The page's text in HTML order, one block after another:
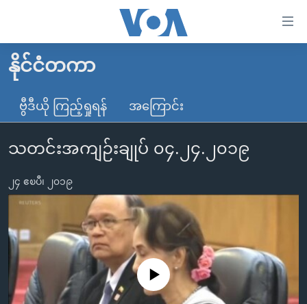
လွယ်ကူ
စေ
သည့်
များ
ပင်မ
အကြောင်းအရာ
ကျော်
ကြည့်
ပင်မ
မူလစာမျက်နှာ
မြန်မာ
ကမ္ဘာ့သတင်းများ
နိုင်ငံတကာ
တရုတ်
အစ္စရေး-ပါလက်စတိုင်း
ဗွီဒီယို
ရပ်ဝန်းတခု လမ်းတခု အလွန်
အင်္ဂလိပ်စာလေ့လာမယ်
အမေရိကန်သုံးအီဒီယံ
မကြေးမုံရဲ့ အင်္ဂလိပ်စာ
ရုပ်ရှင်ထဲက အင်္ဂလိပ်စာ
အပတ်စဉ်ကဏ္ဍများ
ရေဒီယို
တီဗွီ
ရေဒီယိုနှင့်ရုပ်သံ အချက်အလက်များ
ရေဒီယို/တီဗွီအစီအစဉ်
နိုင်ငံတကာ
ဗွီဒီယို ကြည့်ရှုရန် အကြောင်း
သတင်းအကျဉ်းချုပ် ၀၄.၂၄.၂၀၁၉
၂၄ ဧၿပီ၊ ၂၀၁၉
No media source currently available